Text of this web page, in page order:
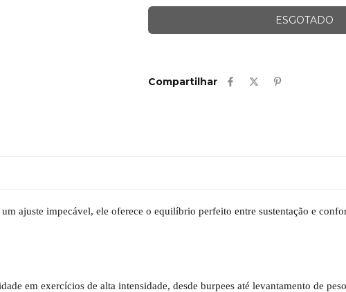
Compartilhar
ajuste impecável, ele oferece o equilíbrio perfeito entre sustentação e
em exercícios de alta intensidade, desde burpees até levantamento de